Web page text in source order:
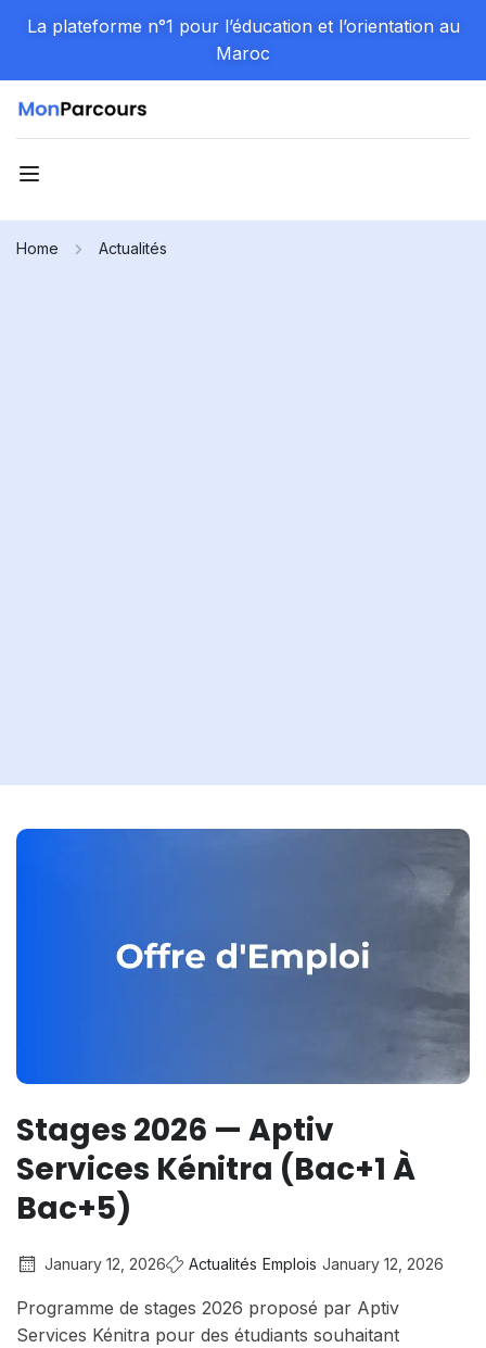
La plateforme n°1 pour l’éducation et l’orientation au
Maroc
Home Actualités
Stages 2026 — Aptiv
Services Kénitra (Bac+1 À
Bac+5)
January 12, 2026 Actualités Emplois January 12, 2026
Programme de stages 2026 proposé par Aptiv
Services Kénitra pour des étudiants souhaitant